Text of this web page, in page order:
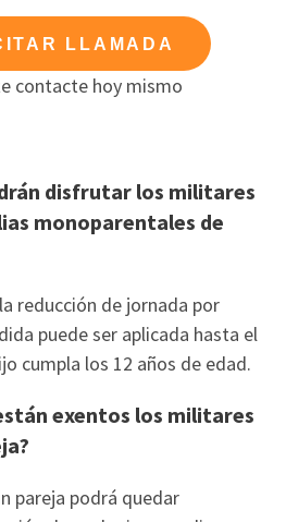
LLAMADA
contacte hoy mismo
disfrutar los militares
monoparentales de
reducción de jornada por
puede ser aplicada hasta el
cumpla los 12 años de edad.
exentos los militares
pareja podrá quedar